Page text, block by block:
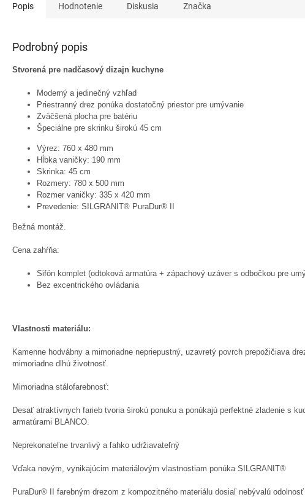
Popis Hodnotenie Diskusia Značka
Podrobný popis
Stvorená pre nadčasový dizajn kuchyne
Moderný a jedinečný vzhľad
Priestranný drez ponúka dostatočný priestor pre umývanie
Zväčšená plocha pre batériu
Špeciálne pre skrinku širokú 45 cm
Výrez: 760 x 480 mm
Hĺbka vaničky: 190 mm
Skrinka: 45 cm
Rozmery: 780 x 500 mm
Rozmer vaničky: 335 x 420 mm
Prevedenie: SILGRANIT® PuraDur® II
Bežná montáž.
Cena zahŕňa:
Sifón komplet (odtoková armatúra + zápachový uzáver s odbočkou pre
Bez excentrického ovládania
Vlastnosti materiálu:
Kamenne hodvábny a mimoriadne nepriepustný, uzavretý povrch prepožičiava
mimoriadne dlhú životnosť.
Mimoriadna stálofarebnosť:
Desať atraktívnych farieb tvoria širokú ponuku a ponúkajú perfektné zladenie s
armatúrami BLANCO.
Neprekonateľne trvanlivý a ľahko udržiavateľný
Vďaka novým, vynikajúcim materiálovým vlastnostiam ponúka SILGRANIT®
PuraDur® II farebným drezom z kompozitného materiálu dosiaľ nebývalú